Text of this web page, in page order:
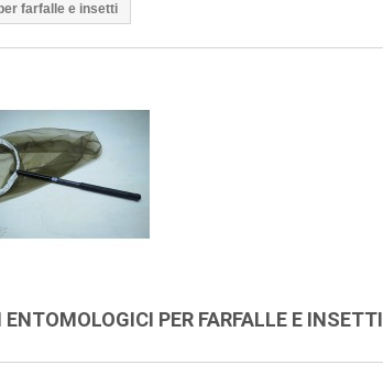
farfalle e insetti
ENTOMOLOGICI PER FARFALLE E INSETTI